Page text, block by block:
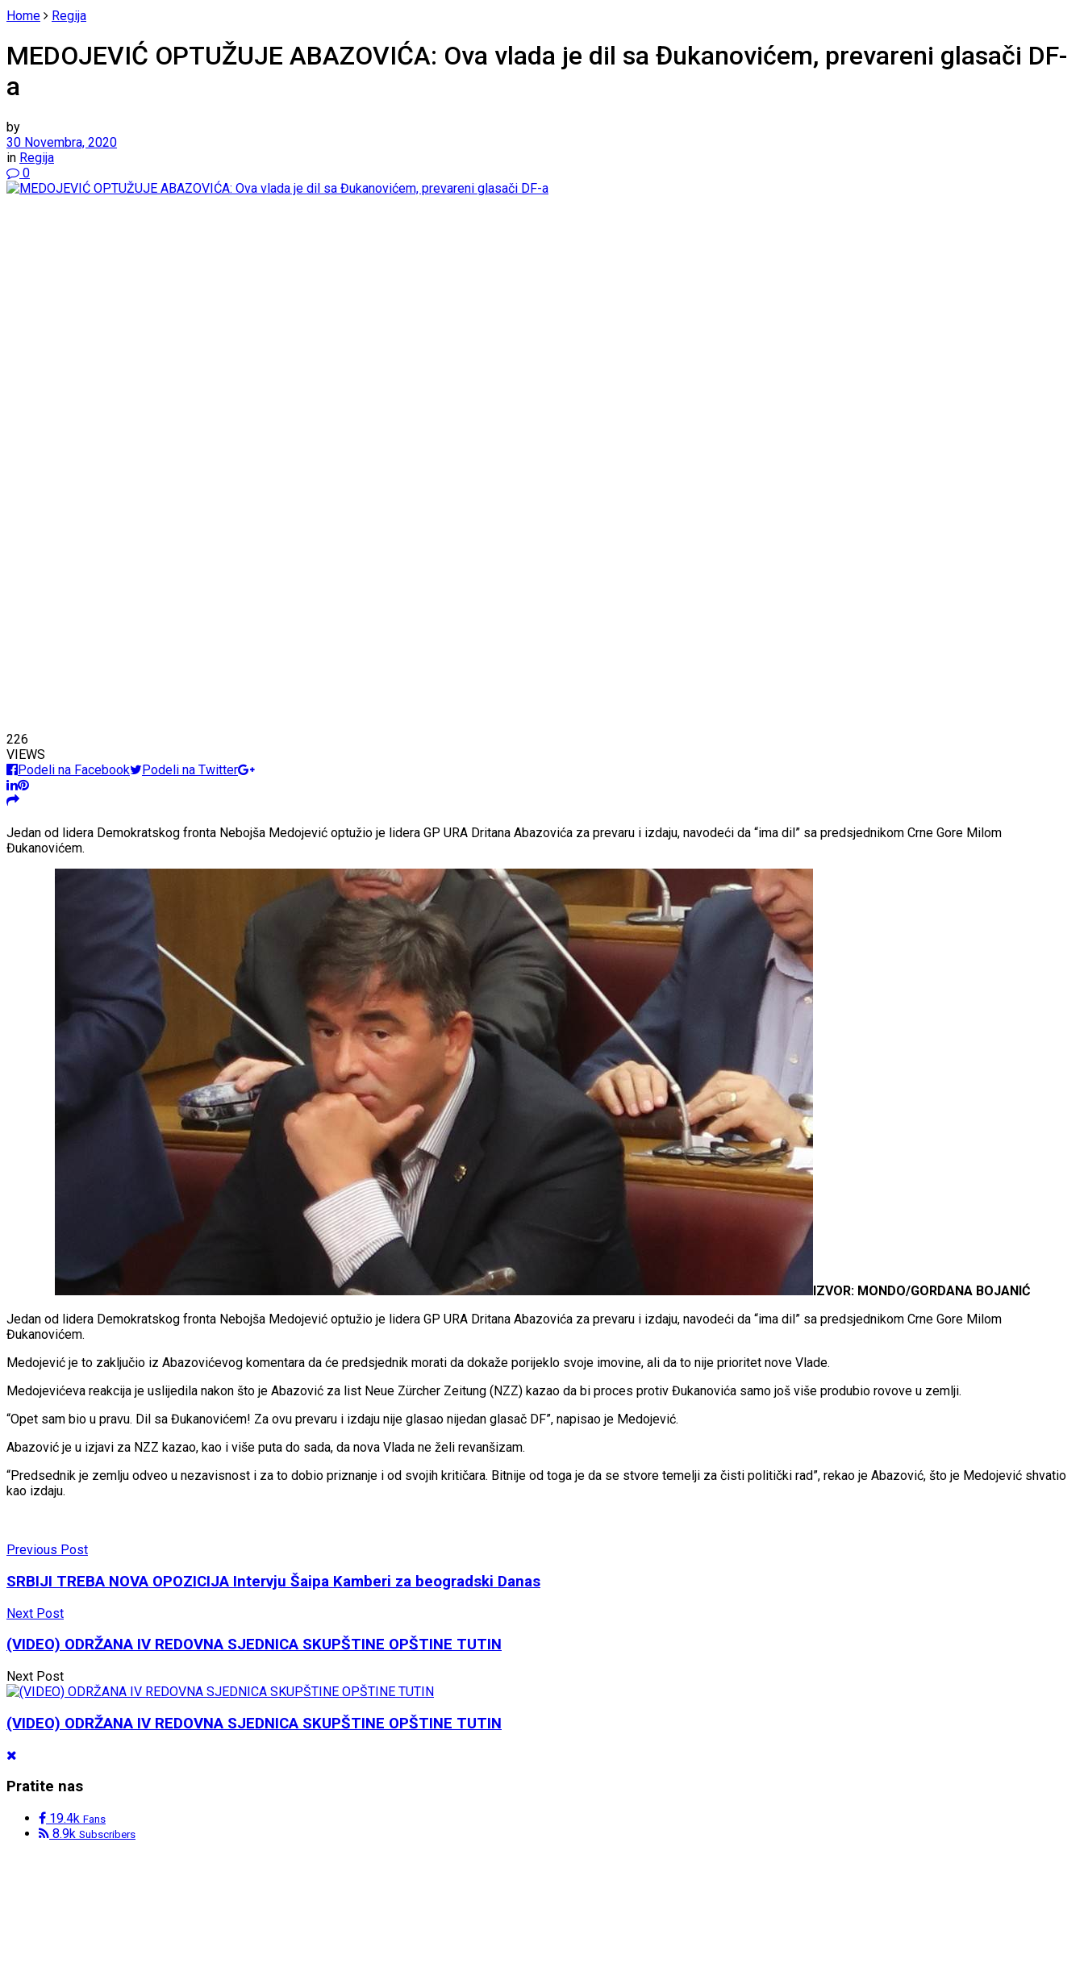
Home Regija
MEDOJEVIĆ OPTUŽUJE ABAZOVIĆA: Ova vlada je dil sa Đukanovićem, prevareni glasači DF-
a
by
30 Novembra, 2020
in Regija
0
226
VIEWS
Podeli na Facebook
Podeli na Twitter
Jedan od lidera Demokratskog fronta Nebojša Medojević optužio je lidera GP URA Dritana Abazovića za prevaru i izdaju, navodeći da “ima dil” sa predsjednikom Crne Gore Milom
Đukanovićem.
IZVOR: MONDO/GORDANA BOJANIĆ
Jedan od lidera Demokratskog fronta Nebojša Medojević optužio je lidera GP URA Dritana Abazovića za prevaru i izdaju, navodeći da “ima dil” sa predsjednikom Crne Gore Milom
Đukanovićem.
Medojević je to zaključio iz Abazovićevog komentara da će predsjednik morati da dokaže porijeklo svoje imovine, ali da to nije prioritet nove Vlade.
Medojevićeva reakcija je uslijedila nakon što je Abazović za list Neue Zürcher Zeitung (NZZ) kazao da bi proces protiv Đukanovića samo još više produbio rovove u zemlji.
“Opet sam bio u pravu. Dil sa Đukanovićem! Za ovu prevaru i izdaju nije glasao nijedan glasač DF”, napisao je Medojević.
Abazović je u izjavi za NZZ kazao, kao i više puta do sada, da nova Vlada ne želi revanšizam.
“Predsednik je zemlju odveo u nezavisnost i za to dobio priznanje i od svojih kritičara. Bitnije od toga je da se stvore temelji za čisti politički rad”, rekao je Abazović, što je Medojević shvatio
kao izdaju.
Previous Post
SRBIJI TREBA NOVA OPOZICIJA Intervju Šaipa Kamberi za beogradski Danas
Next Post
(VIDEO) ODRŽANA IV REDOVNA SJEDNICA SKUPŠTINE OPŠTINE TUTIN
Next Post
(VIDEO) ODRŽANA IV REDOVNA SJEDNICA SKUPŠTINE OPŠTINE TUTIN
Pratite nas
19.4k Fans
8.9k Subscribers